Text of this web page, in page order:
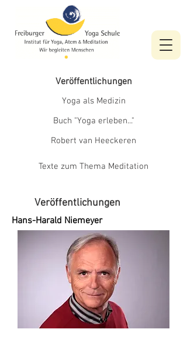
Veröffentlichungen
Yoga als Medizin
Buch "Yoga erleben..."
Robert van Heeckeren
Texte zum Thema Meditation
Veröffentlichungen
Hans-Harald Niemeyer